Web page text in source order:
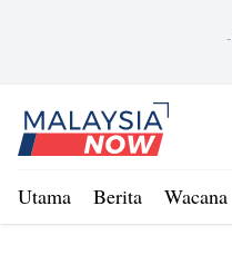
-
Home
Utama Berita Wacana